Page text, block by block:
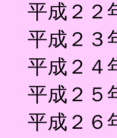
平成２２
平成２３
平成２４
平成２５
平成２６